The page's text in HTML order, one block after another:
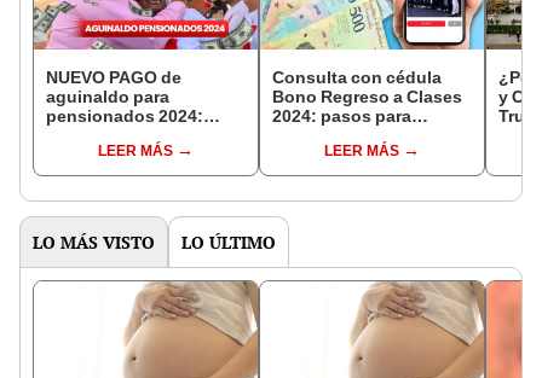
NUEVO PAGO de
aguinaldo para
pensionados 2024:
depósito y cómo
calcular el MONTO,
LEER MÁS
Consulta con cédula
Bono Regreso a Clases
2024: pasos para
MONTO y registro vía
Sistema Patria
LEER MÁS
¿Por
y
LO MÁS VISTO LO ÚLTIMO